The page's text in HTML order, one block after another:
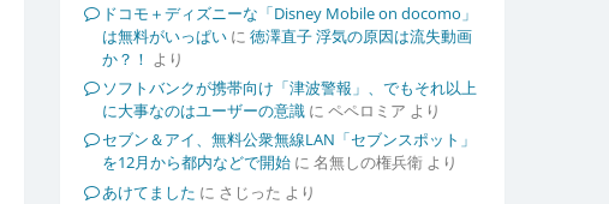
ドコモ＋ディズニーな「Disney Mobile on docomo」
は無料がいっぱいに 徳澤直子 浮気の原因は流失動画
か？！ より
ソフトバンクが携帯向け「津波警報」、でもそれ以上
に大事なのはユーザーの意識に ペペロミア より
セブン＆アイ、無料公衆無線LAN「セブンスポット」
を12月から都内などで開始に 名無しの権兵衛より
あけてました に さじった より